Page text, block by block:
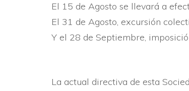
El 15 de Agosto se llevará a
El 31 de Agosto, excursión
Y el 28 de Septiembre,
La actual directiva de esta